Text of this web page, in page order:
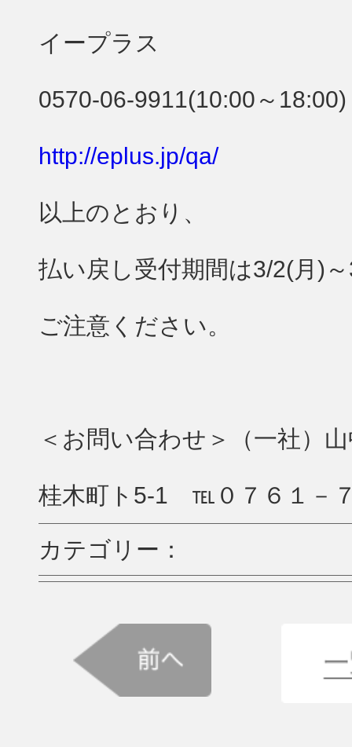
イープラス
0570-06-9911(10:00～18:00)
http://eplus.jp/qa/
以上のとおり、
払い戻し受付期間は3/2(月)
ご注意ください。
＜お問い合わせ＞（一社）
桂木町ト5-1 ℡０７６１－
カテゴリー：